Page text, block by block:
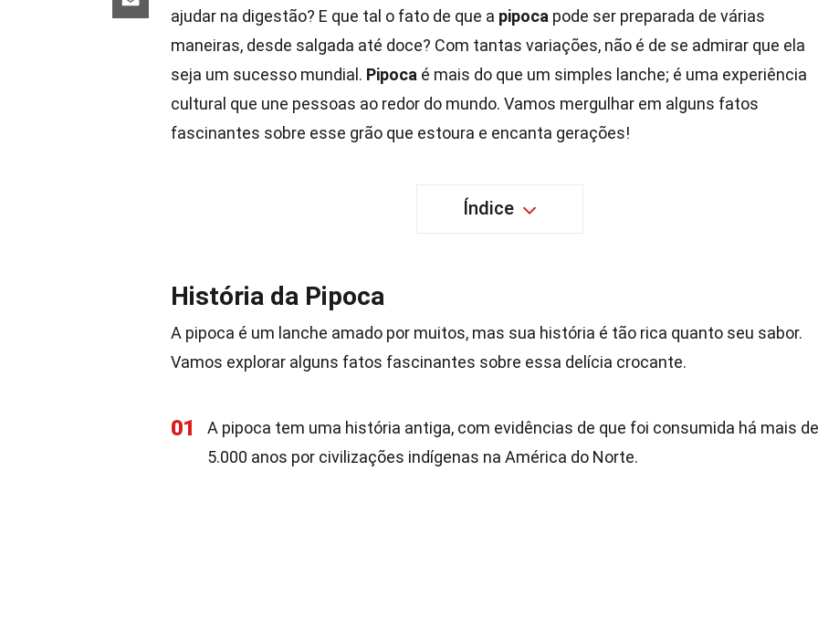
ajudar na digestão? E que tal o fato de que a pipoca pode ser preparada de várias
maneiras, desde salgada até doce? Com tantas variações, não é de se admirar que ela
seja um sucesso mundial. Pipoca é mais do que um simples lanche; é uma experiência
cultural que une pessoas ao redor do mundo. Vamos mergulhar em alguns fatos
fascinantes sobre esse grão que estoura e encanta gerações!
Índice
História da Pipoca
A pipoca é um lanche amado por muitos, mas sua história é tão rica quanto seu sabor.
Vamos explorar alguns fatos fascinantes sobre essa delícia crocante.
01
A pipoca tem uma história antiga, com evidências de que foi consumida há mais de
5.000 anos por civilizações indígenas na América do Norte.